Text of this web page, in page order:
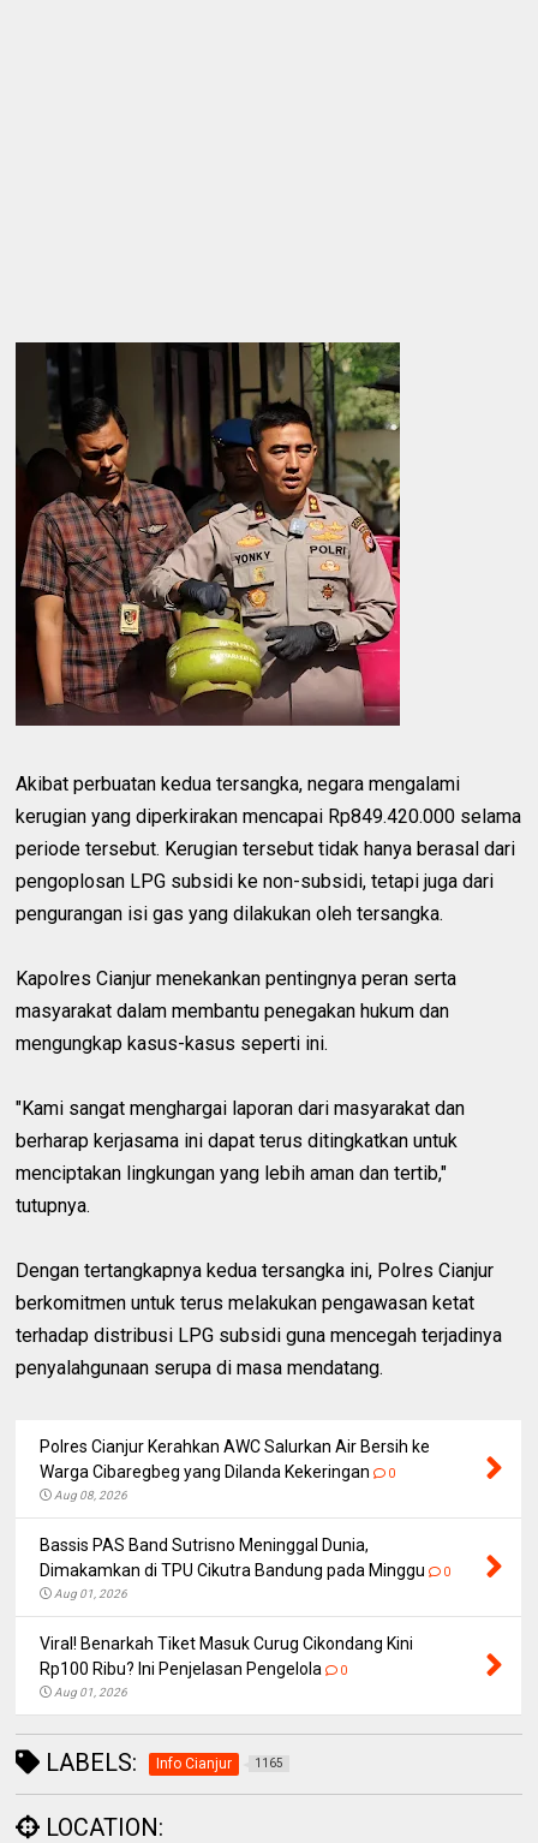
Akibat perbuatan kedua tersangka, negara mengalami
kerugian yang diperkirakan mencapai Rp849.420.000 selama
periode tersebut. Kerugian tersebut tidak hanya berasal dari
pengoplosan LPG subsidi ke non-subsidi, tetapi juga dari
pengurangan isi gas yang dilakukan oleh tersangka.
Kapolres Cianjur menekankan pentingnya peran serta
masyarakat dalam membantu penegakan hukum dan
mengungkap kasus-kasus seperti ini.
"Kami sangat menghargai laporan dari masyarakat dan
berharap kerjasama ini dapat terus ditingkatkan untuk
menciptakan lingkungan yang lebih aman dan tertib,"
tutupnya.
Dengan tertangkapnya kedua tersangka ini, Polres Cianjur
berkomitmen untuk terus melakukan pengawasan ketat
terhadap distribusi LPG subsidi guna mencegah terjadinya
penyalahgunaan serupa di masa mendatang.
Polres Cianjur Kerahkan AWC Salurkan Air Bersih ke
Warga Cibaregbeg yang Dilanda Kekeringan
0
Aug 08, 2026
Bassis PAS Band Sutrisno Meninggal Dunia,
Dimakamkan di TPU Cikutra Bandung pada Minggu
0
Aug 01, 2026
Viral! Benarkah Tiket Masuk Curug Cikondang Kini
Rp100 Ribu? Ini Penjelasan Pengelola
0
Aug 01, 2026
LABELS: Info Cianjur 1165
LOCATION: